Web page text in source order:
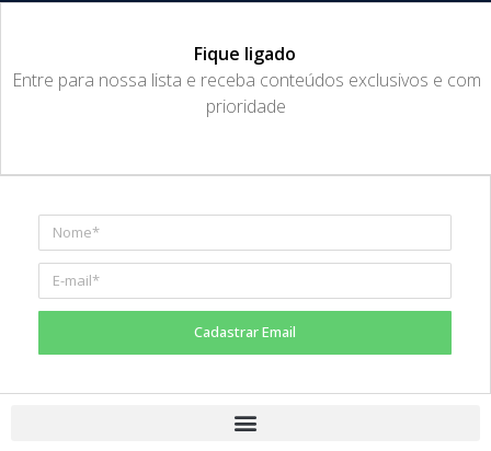
Fique ligado
​Entre para nossa lista e receba conteúdos exclusivos e com
prioridade
Cadastrar Email